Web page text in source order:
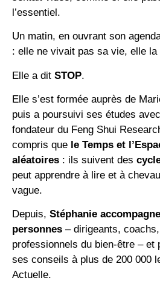
l’essentiel.
Un matin, en ouvrant son
: elle ne vivait pas sa vie, elle
Elle a dit STOP.
Elle s’est formée auprès de
puis a poursuivi ses études
fondateur du Feng Shui
compris que le Temps et
aléatoires : ils suivent des
peut apprendre à lire et à
vague.
Depuis, Stéphanie
personnes – dirigeants,
professionnels du bien-être – et
ses conseils à plus de 200 000
Actuelle.